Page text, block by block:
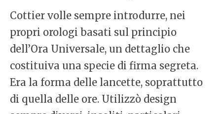
Cottier volle sempre introdurre, nei
propri orologi basati sul principio
dell’Ora Universale, un dettaglio che
costituiva una specie di firma segreta.
Era la forma delle lancette, soprattutto
di quella delle ore. Utilizzò design